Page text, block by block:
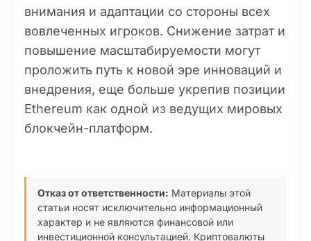
внимания и адаптации со стороны всех
вовлеченных игроков. Снижение затрат и
повышение масштабируемости могут
проложить путь к новой эре инноваций и
внедрения, еще больше укрепив позиции
Ethereum как одной из ведущих мировых
блокчейн-платформ.
Отказ от ответственности: Материалы этой
статьи носят исключительно информационный
характер и не являются финансовой или
инвестиционной консультацией. Криптовалюты